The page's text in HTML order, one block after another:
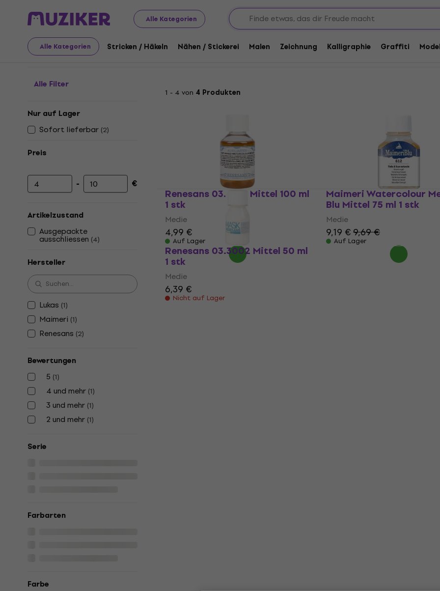
Alle Kategorien
Alle Kategorien Stricken / Häkeln Nähen / Stickerei Malen Zeichnung Kalligraphie Graffiti
Kunst Malen Medien Medien für Aquarell- und Gouachefarben
Medien für Aquarell- und Gouachefarben
Alle Filter
Nur auf Lager
Sofort lieferbar (2)
Preis
Mindestpreis
- Höchstpreis €
Artikelzustand
Ausgepackte
ausschliessen (4)
Hersteller
Lukas (1)
Maimeri (1)
Renesans (2)
Bewertungen
5 (1)
4 und mehr (1)
3 und mehr (1)
2 und mehr (1)
Serie
Farbarten
Farbe
1 - 4 von 4 Produkten
Renesans 03.1097 Mittel 100 ml
1 stk
Medie
4,99 €
Auf Lager
Maimeri Watercolour
Blu Mittel 75 ml 1 stk
Medie
9,19 €9,69 €
Auf Lager
Renesans 03.3002 Mittel 50 ml
1 stk
Medie
6,39 €
Nicht auf Lager